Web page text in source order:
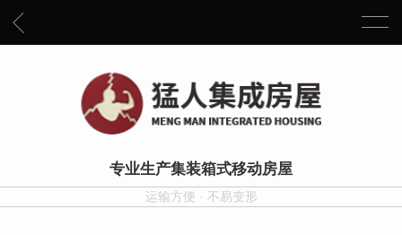
专业生产集装箱式移动房屋
运输方便 · 不易变形